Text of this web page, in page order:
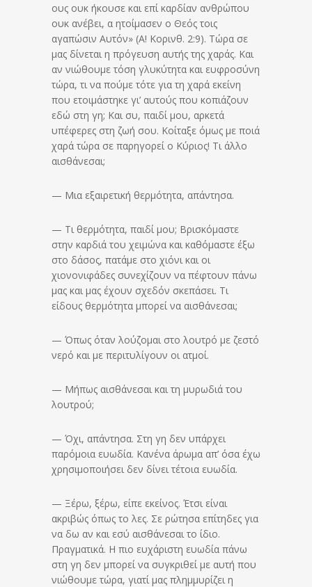
ους ουκ ήκουσε και επί καρδίαν ανθρώπου
ουκ ανέβει, α ητοίμασεν ο Θεός τοις
αγαπώσιν Αυτόν» (Α! Κορινθ. 2:9). Τώρα σε
μας δίνεται η πρόγευση αυτής της χαράς. Και
αν νιώθουμε τόση γλυκύτητα και ευφροσύνη
τώρα, τι να πούμε τότε για τη χαρά εκείνη
που ετοιμάστηκε γι’ αυτούς που κοπιάζουν
εδώ στη γη; Και συ, παιδί μου, αρκετά
υπέφερες στη ζωή σου. Κοίταξε όμως με ποιά
χαρά τώρα σε παρηγορεί ο Κύριος! Τι άλλο
αισθάνεσαι;
— Μια εξαιρετική θερμότητα, απάντησα.
— Τι θερμότητα, παιδί μου; Βρισκόμαστε
στην καρδιά του χειμώνα και καθόμαστε έξω
στο δάσος, πατάμε στο χιόνι και οι
χιονονιφάδες συνεχίζουν να πέφτουν πάνω
μας και μας έχουν σχεδόν σκεπάσει. Τι
είδους θερμότητα μπορεί να αισθάνεσαι;
— Όπως όταν λούζομαι στο λουτρό με ζεστό
νερό και με περιτυλίγουν οι ατμοί.
— Μήπως αισθάνεσαι και τη μυρωδιά του
λουτρού;
— Όχι, απάντησα. Στη γη δεν υπάρχει
παρόμοια ευωδία. Κανένα άρωμα απ’ όσα έχω
χρησιμοποιήσει δεν δίνει τέτοια ευωδία.
— Ξέρω, ξέρω, είπε εκείνος. Έτσι είναι
ακριβώς όπως το λες. Σε ρώτησα επίτηδες για
να δω αν και εσύ αισθάνεσαι το ίδιο.
Πραγματικά. Η πιο ευχάριστη ευωδία πάνω
στη γη δεν μπορεί να συγκριθεί με αυτή που
νιώθουμε τώρα, γιατί μας πλημμυρίζει η